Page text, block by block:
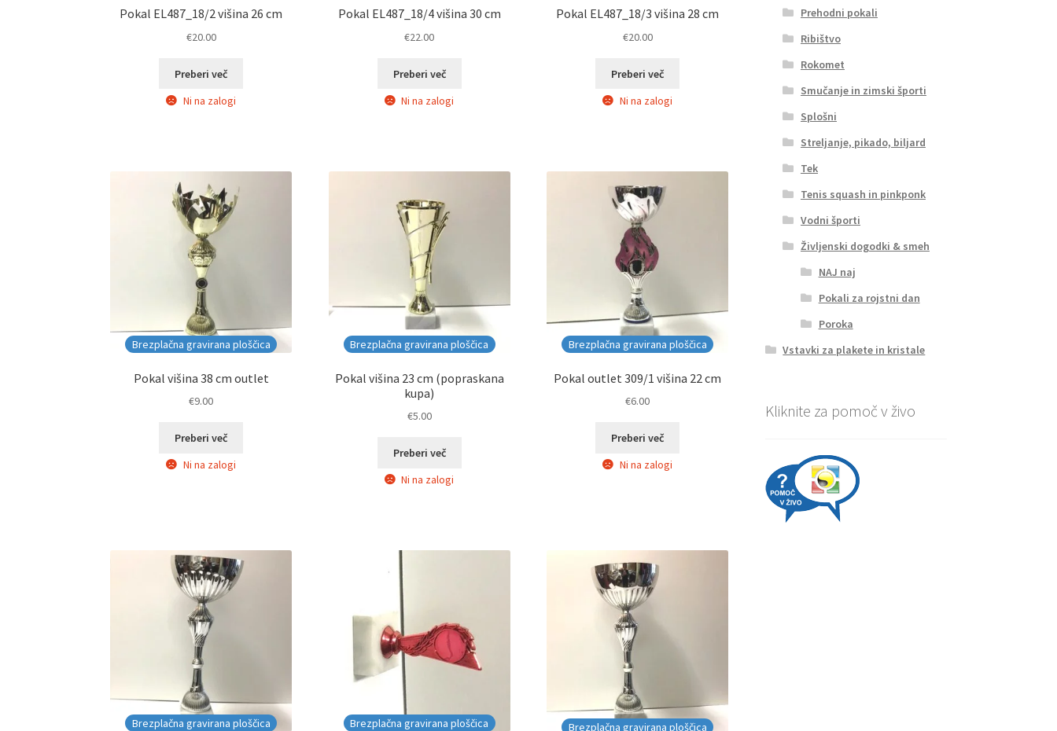
Pokal EL487_18/2 višina 26 cm
€20.00
Preberi več
Ni na zalogi
Pokal EL487_18/4 višina 30 cm
€22.00
Preberi več
Ni na zalogi
Pokal EL487_18/3 višina 28 cm
€20.00
Preberi več
Ni na zalogi
Brezplačna gravirana ploščica
Pokal višina 38 cm outlet
€9.00
Preberi več
Ni na zalogi
Brezplačna gravirana ploščica
Pokal višina 23 cm (popraskana
kupa)
€5.00
Preberi več
Ni na zalogi
Brezplačna gravirana ploščica
Pokal outlet 309/1 višina 22 cm
€6.00
Preberi več
Ni na zalogi
Brezplačna gravirana ploščica Brezplačna gravirana ploščica Brezplačna gravirana ploščica
Prehodni pokali
Ribištvo
Rokomet
Smučanje in zimski športi
Splošni
Streljanje, pikado, biljard
Tek
Tenis squash in pinkponk
Vodni športi
Življenski dogodki & smeh
NAJ naj
Pokali za rojstni dan
Poroka
Vstavki za plakete in kristale
Kliknite za pomoč v živo